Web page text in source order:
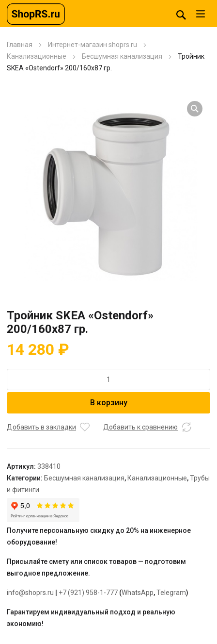
Главная
Интернет-магазин shoprs.ru
Канализационные
Бесшумная канализация
Тройник
SKEA «Ostendorf» 200/160х87 гр.
Тройник SKEA «Ostendorf»
200/160х87 гр.
14 280 ₽
Тройник
200/160х87
В корзину
Добавить в закладки Добавить к сравнению
Артикул: 338410
Категории: Бесшумная канализация, Канализационные,Трубы
и фитинги
Получите персональную скидку до 20% на инженерное
оборудование!
Присылайте смету или список товаров — подготовим
выгодное предложение.
info@shoprs.ru +7 (921) 958-1-777 (WhatsApp,Telegram)
Гарантируем индивидуальный подход и реальную
экономию!